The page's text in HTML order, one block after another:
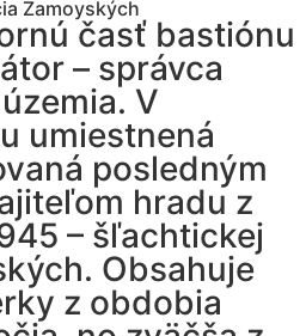
Zamoyských
časť bastiónu
– správca
V
umiestnená
posledným
hradu z
– šľachtickej
Obsahuje
z obdobia